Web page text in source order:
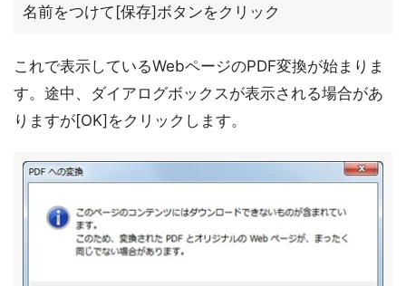
名前をつけて[保存]ボタンをクリック
これで表示しているWebページのPDF変換が始まりま
す。途中、ダイアログボックスが表示される場合があ
りますが[OK]をクリックします。